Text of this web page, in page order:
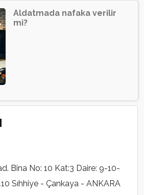
Aldatmada nafaka verilir
mi?
Bina No: 10 Kat:3 Daire: 9-10-
Sıhhiye - Çankaya - ANKARA